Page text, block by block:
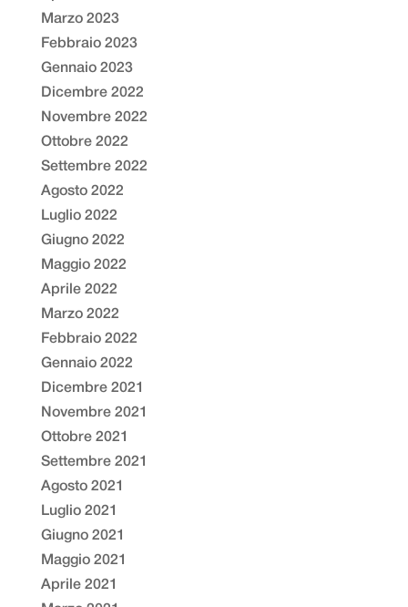
Marzo 2023
Febbraio 2023
Gennaio 2023
Dicembre 2022
Novembre 2022
Ottobre 2022
Settembre 2022
Agosto 2022
Luglio 2022
Giugno 2022
Maggio 2022
Aprile 2022
Marzo 2022
Febbraio 2022
Gennaio 2022
Dicembre 2021
Novembre 2021
Ottobre 2021
Settembre 2021
Agosto 2021
Luglio 2021
Giugno 2021
Maggio 2021
Aprile 2021